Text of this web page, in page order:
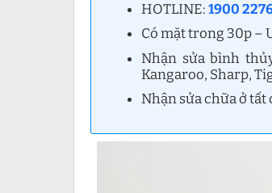
HOTLINE:1900
Có mặt trong 30p –
Nhận sửa bình
Kangaroo, Sharp,
Nhận sửa chữa ở tất